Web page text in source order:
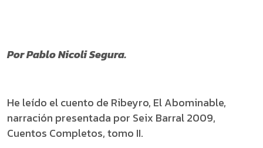
Por Pablo Nicoli Segura.
He leído el cuento de Ribeyro, El Abominable,
narración presentada por Seix Barral 2009,
Cuentos Completos, tomo II.